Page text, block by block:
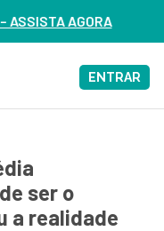
ENTRAR
ser o
a realidade